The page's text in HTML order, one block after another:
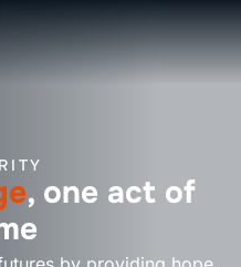
, one act of